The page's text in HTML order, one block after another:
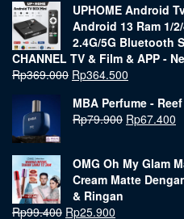
UPHOME Android
Android 13 Ram 1/
2.4G/5G Bluetooth
CHANNEL TV & Film & APP -
Rp369.000 Rp364.500
MBA Perfume -
Rp79.900 Rp67.400
OMG Oh My Glam
Cream Matte
& Ringan
Rp99.400 Rp25.900